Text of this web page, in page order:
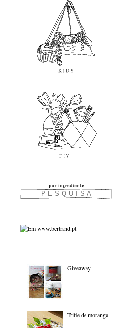
Giveaway
Trifle de morango